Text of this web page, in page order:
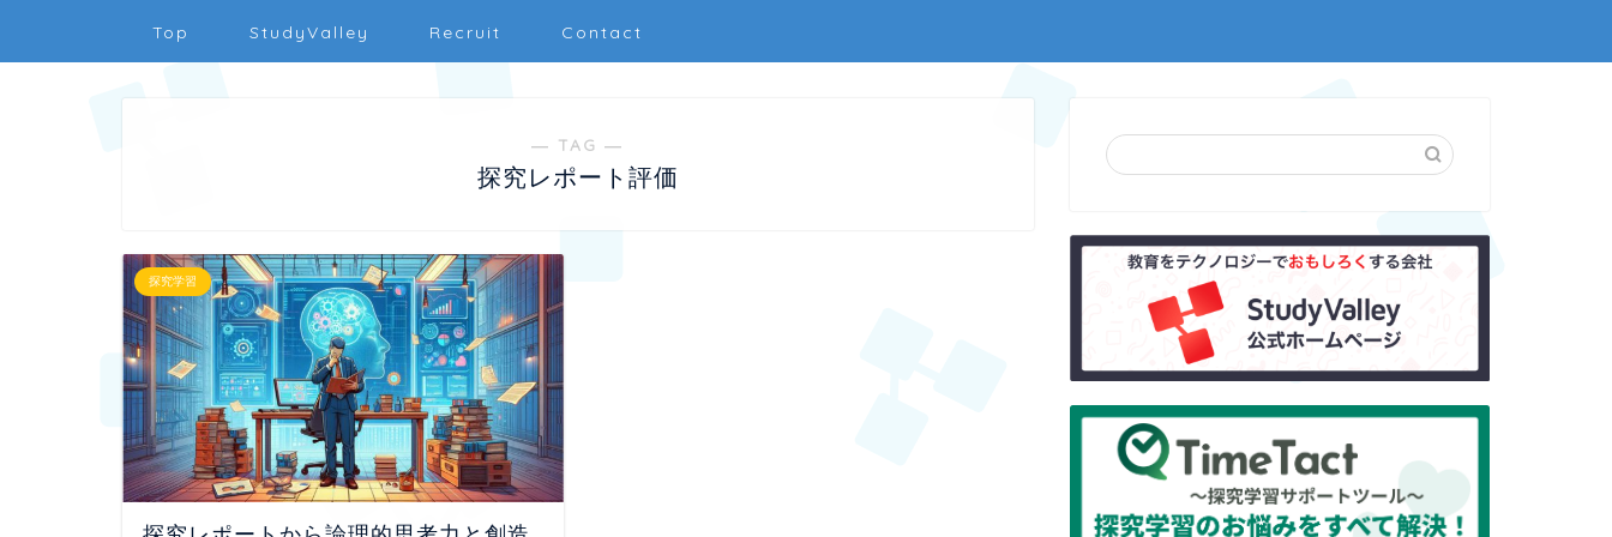
Top StudyValley Recruit Contact
― TAG ―
探究レポート評価
探究学習